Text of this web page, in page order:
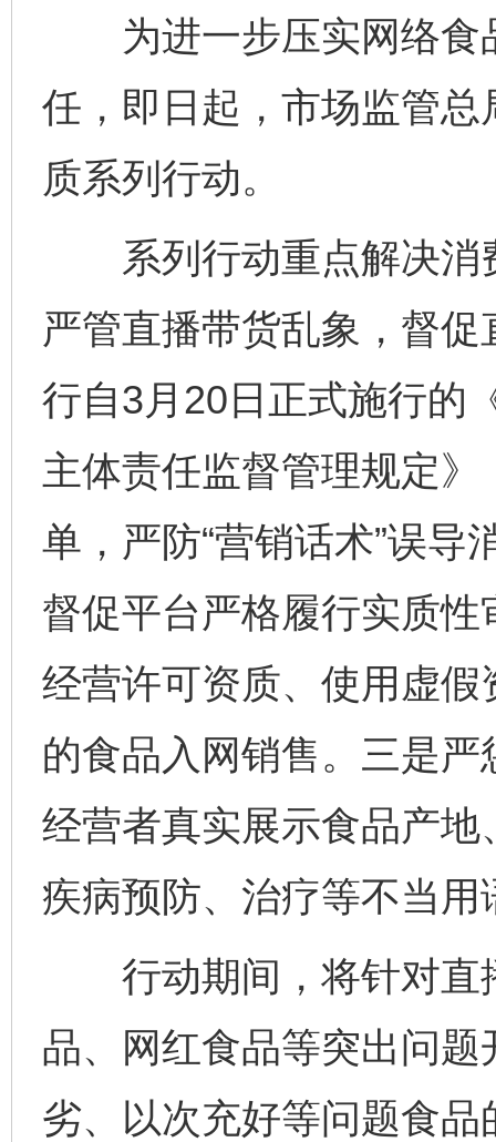
为进一步压实网络食
任，即日起，市场监管
质系列行动。
系列行动重点解决消
严管直播带货乱象，督
行自3月20日正式施行的
主体责任监督管理规定
单，严防“营销话术”误导
督促平台严格履行实质
经营许可资质、使用虚
的食品入网销售。三是
经营者真实展示食品产
疾病预防、治疗等不当用
行动期间，将针对直
品、网红食品等突出问
劣、以次充好等问题食